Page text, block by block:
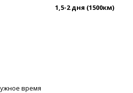
1,5-2 дня (1500км)
время